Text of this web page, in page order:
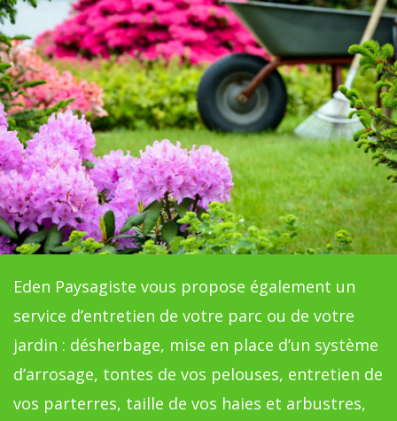
Eden Paysagiste vous propose également un
service d’entretien de votre parc ou de votre
jardin : désherbage, mise en place d’un système
d’arrosage, tontes de vos pelouses, entretien de
vos parterres, taille de vos haies et arbustres,